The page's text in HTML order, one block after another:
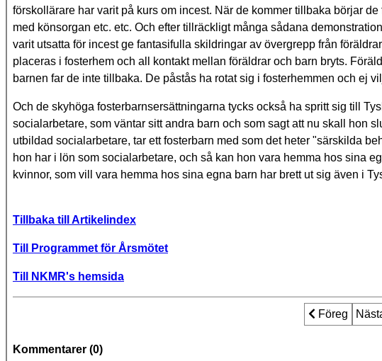
förskollärare har varit på kurs om incest. När de kommer tillbaka börjar
med könsorgan etc. etc. Och efter tillräckligt många sådana
varit utsatta för incest ge fantasifulla skildringar av övergrepp från
placeras i fosterhem och all kontakt mellan föräldrar och barn bryts.
barnen far de inte tillbaka. De påstås ha rotat sig i fosterhemmen och ej
Och de skyhöga fosterbarnsersättningarna tycks också ha spritt sig till
socialarbetare, som väntar sitt andra barn och som sagt att nu skall hon
utbildad socialarbetare, tar ett fosterbarn med som det heter "särskilda
hon har i lön som socialarbetare, och så kan hon vara hemma hos sina
kvinnor, som vill vara hemma hos sina egna barn har brett ut sig även i
Tillbaka till Artikelindex
Till Programmet för Årsmötet
Till NKMR's hemsida
Föregående
Föreg
Kommentarer (0)